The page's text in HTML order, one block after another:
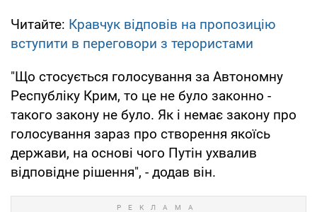
Читайте: Кравчук відповів на пропозицію
вступити в переговори з терористами
"Що стосується голосування за Автономну
Республіку Крим, то це не було законно -
такого закону не було. Як і немає закону про
голосування зараз про створення якоїсь
держави, на основі чого Путін ухвалив
відповідне рішення", - додав він.